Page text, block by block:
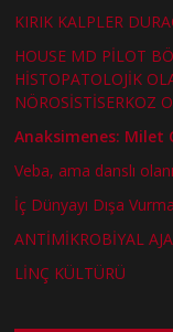
KIRIK KALPLER
HOUSE MD PİLOT
HİSTOPATOLOJİK
NÖROSİSTİSERKOZ
Anaksimenes: Milet
Veba, ama danslı
İç Dünyayı Dışa
ANTİMİKROBİYAL
LİNÇ KÜLTÜRÜ